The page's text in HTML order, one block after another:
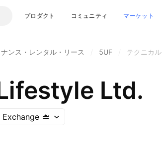
プロダクト コミュニティ マーケット
ンス・レンタル・リース 5UF テクニカル
Ltd.